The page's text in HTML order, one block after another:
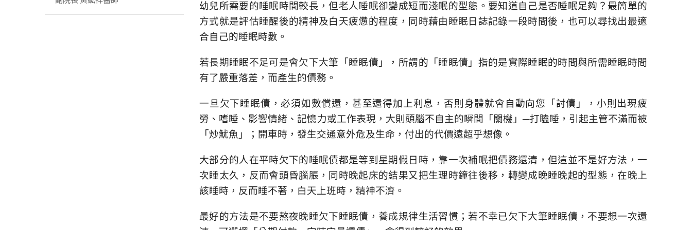
幼兒所需要的睡眠時間較長，但老人睡眠卻變成短而淺眠的型態。要知道自己是否睡眠足夠？最簡單的
方式就是評估睡醒後的精神及白天疲憊的程度，同時藉由睡眠日誌記錄一段時間後，也可以尋找出最適
合自己的睡眠時數。
若長期睡眠不足可是會欠下大筆「睡眠債」，所謂的「睡眠債」指的是實際睡眠的時間與所需睡眠時間
有了嚴重落差，而產生的債務。
一旦欠下睡眠債，必須如數償還，甚至還得加上利息，否則身體就會自動向您「討債」，小則出現疲
勞、嗜睡、影響情緒、記憶力或工作表現，大則頭腦不自主的瞬間「關機」─打瞌睡，引起主管不滿而被
「炒魷魚」；開車時，發生交通意外危及生命，付出的代價遠超乎想像。
大部分的人在平時欠下的睡眠債都是等到星期假日時，靠一次補眠把債務還清，但這並不是好方法，一
次睡太久，反而會頭昏腦脹，同時晚起床的結果又把生理時鐘往後移，轉變成晚睡晚起的型態，在晚上
該睡時，反而睡不著，白天上班時，精神不濟。
最好的方法是不要熬夜晚睡欠下睡眠債，養成規律生活習慣；若不幸已欠下大筆睡眠債，不要想一次還